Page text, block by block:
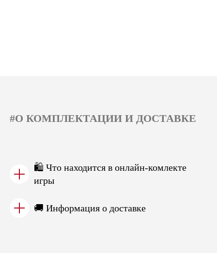
#О КОМПЛЕКТАЦИИ И ДОСТАВКЕ
🛍️ Что находится в онлайн-комлекте
игры
🚚 Информация о доставке